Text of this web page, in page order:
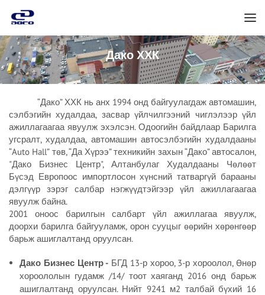
Дако ХХК
“Дако” ХХК нь анх 1994 онд байгуулагдаж автомашин,
сэлбэгийн худалдаа, засвар үйлчилгээний чиглэлээр үйл
ажиллагаагаа явуулж эхэлсэн. Одоогийн байдлаар Барилга
угсралт, худалдаа, автомашин автосэлбэгийн худалдааны
“Auto Hall” төв, “Да Хүрээ” техникийн захын “Дако” автосалон,
"Дако Бизнес Центр", Алтанбулаг Худалдааны Чөлөөт
Бүсэд Европоос импортлосон хүнсний татваргүй барааны
дэлгүүр зэрэг салбар нэгжүүдтэйгээр үйл ажиллагаагаа
явуулж байна.
2001 оноос барилгын салбарт үйл ажиллагаа явуулж,
доорхи барилга байгууламж, орон сууцыг өөрийн хөрөнгөөр
барьж ашиглалтанд оруулсан.
Дако Бизнес Центр - БГД 13-р хороо, 3-р хороолол, Өнөр
хороололын гудамж /14/ тоот хаяганд 2016 онд барьж
ашиглалтанд оруулсан. Нийт 9241 м2 талбай бүхий 16